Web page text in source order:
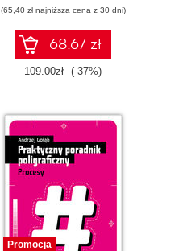
Oficjalny
podręcznik
(65,40 zł najniższa cena z 30 dni)
68.67 zł
109.00zł (-37%)
Promocja